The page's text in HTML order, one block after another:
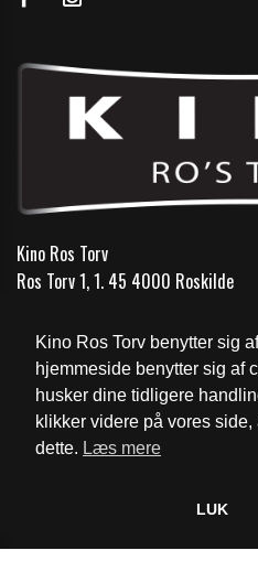
Kino Ros Torv benytter sig
hjemmeside benytter sig af
husker dine tidligere
klikker videre på vores side,
dette. Læs mere
LUK
Kino Ros Torv
Ros Torv 1, 1. 45 4000 Roskilde
Telefon: 46 35 16 66
Email: info@kinorostorv.dk
Cookie- og privatlivspolitik